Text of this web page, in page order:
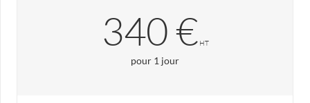
340 €HT
pour 1 jour